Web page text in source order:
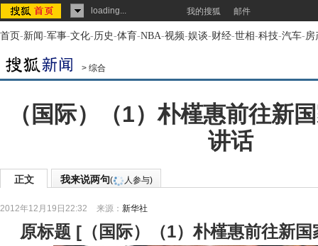
loading... 我的搜狐 邮件
首页-新闻-军事-文化-历史-体育-NBA-视频-娱谈-财经-世相-科技-汽车-房
> 综合
（国际）（1）朴槿惠前往新
讲话
正文 我来说两句( 人参与)
2012年12月19日22:32 来源： 新华社
原标题 [ （国际）（1）朴槿惠前往新